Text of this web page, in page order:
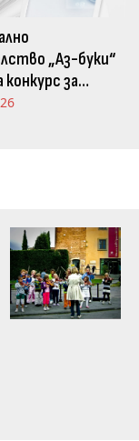
„Аз-буки“
конкурс за
на тема